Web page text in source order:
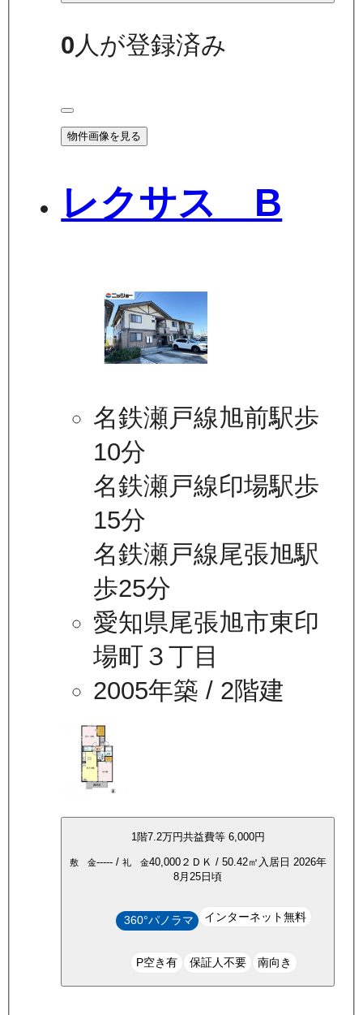
0人が登録済み
物件画像を見る
レクサス B
名鉄瀬戸線旭前駅歩
10分
名鉄瀬戸線印場駅歩
15分
名鉄瀬戸線尾張旭駅
歩25分
愛知県尾張旭市東印
場町３丁目
2005年築 / 2階建
1 階7.2万円共益費等 6,000円
敷 金-----/ 礼 金40,000２ＤＫ / 50.42㎡ 入居日 2026年
8月25日頃
360°パノラマ インターネット無料
P空き有 保証人不要 南向き